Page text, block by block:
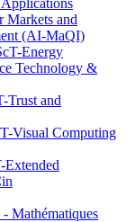
and
(AI-MaQI)
Energy
Technology &
Trust and
Visual Computing
Mathématiques